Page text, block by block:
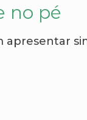
no pé
apresentar